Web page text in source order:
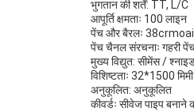
भुगतान की शर्तें: TT, L/C
आपूर्ति क्षमताः 100 लाइन
पेंच और बैरलः
पेंच चैनल संरचनाः गहरी
मुख्य विद्युत: सीमेंस /
विशिष्टताः 32*1500 मिमी
अनुकूलित: अनुकूलित
कीवर्डः सीवेज पाइप